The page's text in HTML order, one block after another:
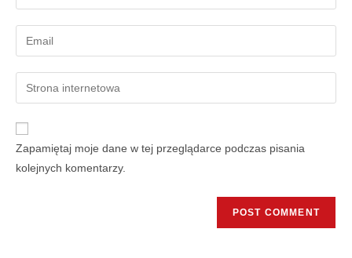
Zapamiętaj moje dane w tej przeglądarce podczas pisania
kolejnych komentarzy.